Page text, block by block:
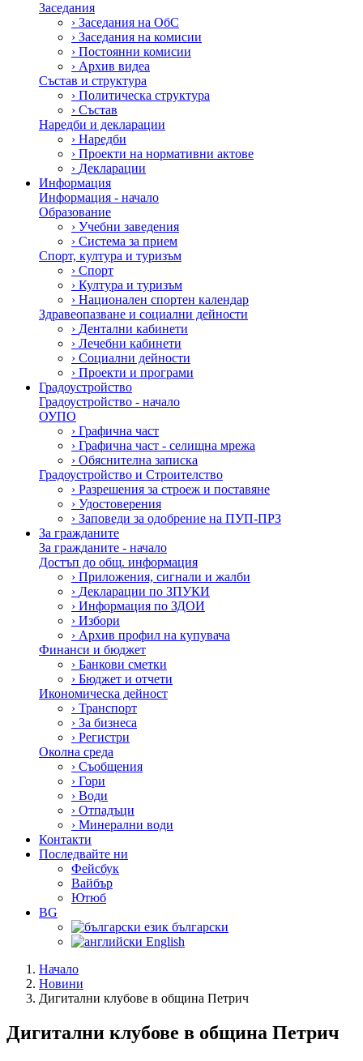
Заседания
› Заседания на ОбС
› Заседания на комисии
› Постоянни комисии
› Архив видеа
Състав и структура
› Политическа структура
› Състав
Наредби и декларации
› Наредби
› Проекти на нормативни актове
› Декларации
Информация
Информация - начало
Образование
› Учебни заведения
› Система за прием
Спорт, култура и туризъм
› Спорт
› Култура и туризъм
› Национален спортен календар
Здравеопазване и социални дейности
› Дентални кабинети
› Лечебни кабинети
› Социални дейности
› Проекти и програми
Градоустройство
Градоустройство - начало
ОУПО
› Графична част
› Графична част - селищна мрежа
› Обяснителна записка
Градоустройство и Строителство
› Разрешения за строеж и поставяне
› Удостоверения
› Заповеди за одобрение на ПУП-ПРЗ
За гражданите
За гражданите - начало
Достъп до общ. информация
› Приложения, сигнали и жалби
› Декларации по ЗПУКИ
› Информация по ЗДОИ
› Избори
› Архив профил на купувача
Финанси и бюджет
› Банкови сметки
› Бюджет и отчети
Икономическа дейност
› Транспорт
› За бизнеса
› Регистри
Околна среда
› Съобщения
› Гори
› Води
› Отпадъци
› Минерални води
Контакти
Последвайте ни
Фейсбук
Вайбър
Ютюб
BG
български
English
Начало
Новини
Дигитални клубове в община Петрич
Дигитални клубове в община Петрич